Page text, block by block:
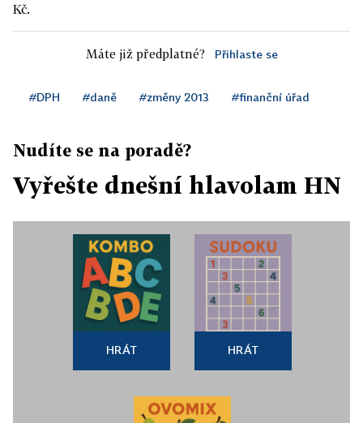
Kč.
Máte již předplatné? Přihlaste se
#DPH #daně #změny 2013 #finanční úřad
Nudíte se na poradě?
Vyřešte dnešní hlavolam HN
HRÁT HRÁT